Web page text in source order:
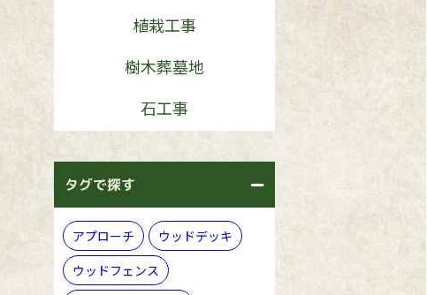
植栽工事
樹木葬墓地
石工事
タグで探す
アプローチ
ウッドデッキ
ウッドフェンス